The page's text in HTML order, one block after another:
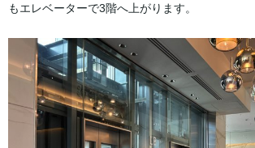
もエレベーターで3階へ上がります。